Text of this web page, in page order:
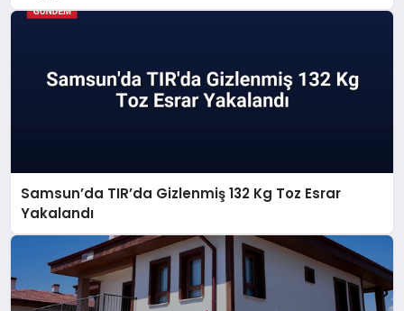
Samsun’da TIR’da Gizlenmiş 132 Kg Toz Esrar
Yakalandı